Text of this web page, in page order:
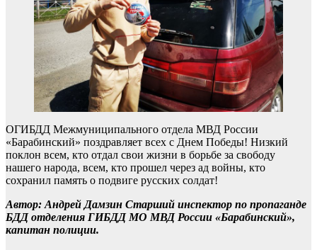
ОГИБДД Межмуниципального отдела МВД России
«Барабинский» поздравляет всех с Днем Победы! Низкий
поклон всем, кто отдал свои жизни в борьбе за свободу
нашего народа, всем, кто прошел через ад войны, кто
сохранил память о подвиге русских солдат!
Автор: Андрей Дамзин Старший инспектор по пропаганде
БДД отделения ГИБДД МО МВД России «Барабинский»,
капитан полиции.